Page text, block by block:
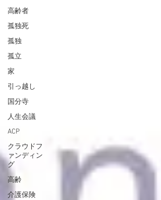
高齢者
孤独死
孤独
孤立
家
引っ越し
国分寺
人生会議
ACP
クラウドフ
ァンディン
グ
高齢
介護保険